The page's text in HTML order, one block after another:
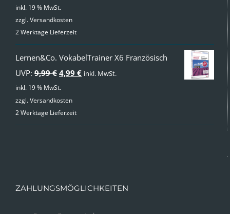
inkl. 19 % MwSt.
zzgl.Versandkosten
2 Werktage Lieferzeit
Lernen&Co. VokabelTrainer X6 Französisch
UVP: 9,99€ Ursprünglicher
Preis
war:
4,99 €Aktueller
inkl. MwSt.
inkl. 19 % MwSt.
zzgl.Versandkosten
2 Werktage Lieferzeit
ZAHLUNGSMÖGLICHKEITEN